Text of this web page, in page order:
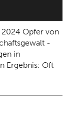
Opfer von
-
in
Ergebnis: Oft